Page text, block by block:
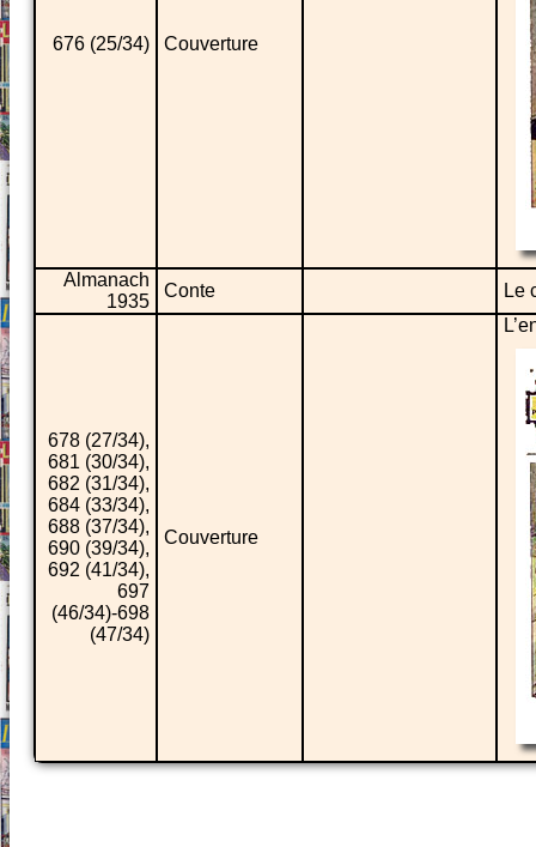
676 (25/34) Couverture
Almanach
1935
Conte Le
678 (27/34),
681 (30/34),
682 (31/34),
684 (33/34),
688 (37/34),
690 (39/34),
692 (41/34),
697
(46/34)-698
(47/34)
Couverture